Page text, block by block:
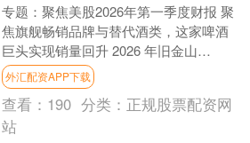
专题：聚焦美股2026年第一季度财报 聚
焦旗舰畅销品牌与替代酒类，这家啤酒
巨头实现销量回升 2026 年旧金山
HumanX 大会舞台上，百威英博全球首
席营销官....
外汇配资APP下载
查看： 190 分类： 正规股票配资网
站